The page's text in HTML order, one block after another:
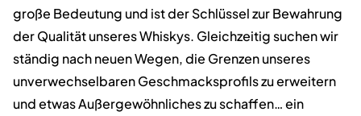
große Bedeutung und ist der Schlüssel zur Bewahrung
der Qualität unseres Whiskys. Gleichzeitig suchen wir
ständig nach neuen Wegen, die Grenzen unseres
unverwechselbaren Geschmacksprofils zu erweitern
und etwas Außergewöhnliches zu schaffen… ein